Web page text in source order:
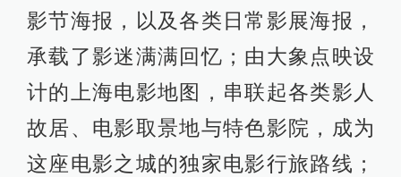
影节海报，以及各类日常影展海报，
承载了影迷满满回忆；由大象点映设
计的上海电影地图，串联起各类影人
故居、电影取景地与特色影院，成为
这座电影之城的独家电影行旅路线；